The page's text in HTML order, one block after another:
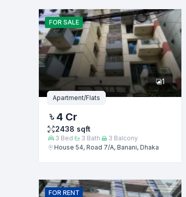
FOR SALE
1
Apartment/Flats
4 Cr
2438 sqft
3 Bed 3 Bath 3 Balcony
House 54, Road 7/A, Banani, Dhaka
FOR RENT